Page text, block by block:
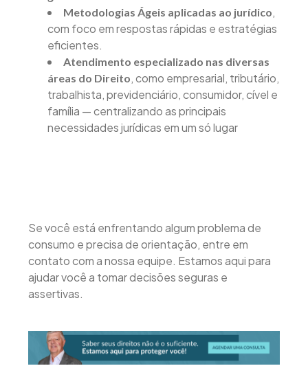
Metodologias Ágeis aplicadas ao jurídico,
com foco em respostas rápidas e estratégias
eficientes.
Atendimento especializado nas diversas
áreas do Direito, como empresarial, tributário,
trabalhista, previdenciário, consumidor, cível e
família — centralizando as principais
necessidades jurídicas em um só lugar
Se você está enfrentando algum problema de
consumo e precisa de orientação, entre em
contato com a nossa equipe. Estamos aqui para
ajudar você a tomar decisões seguras e
assertivas.